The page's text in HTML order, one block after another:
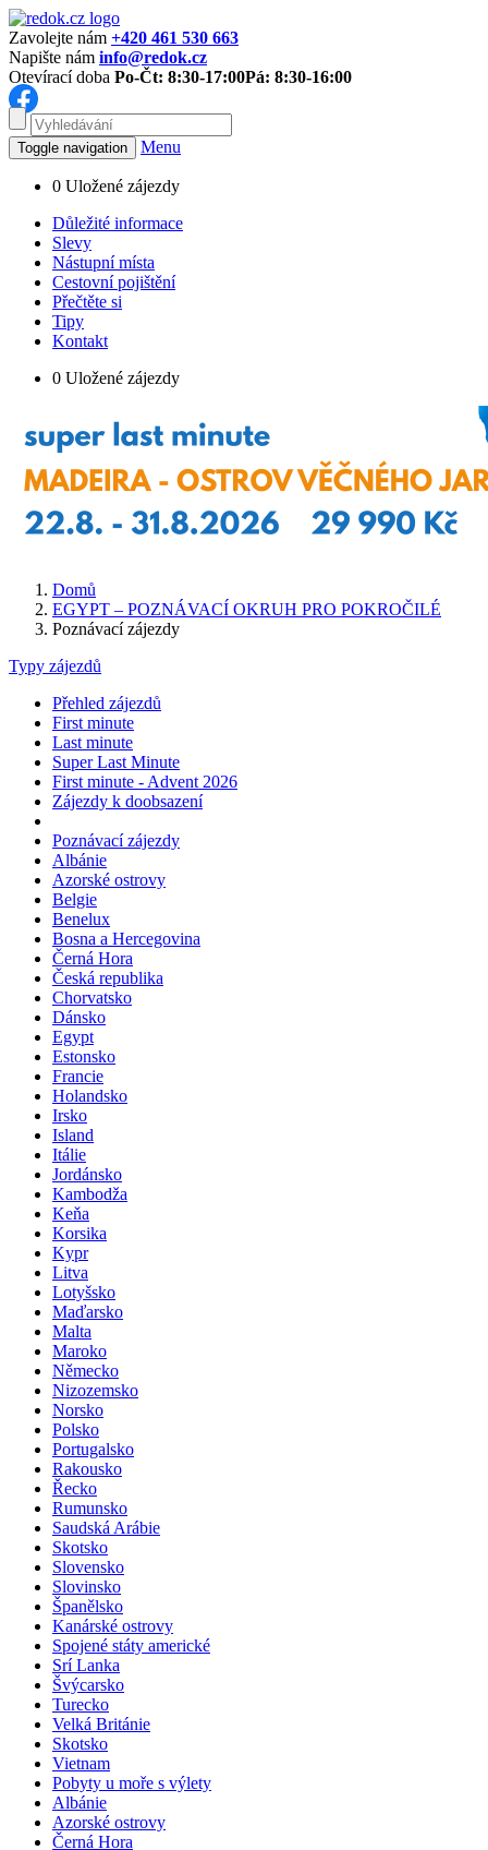
Zavolejte nám +420 461 530 663
Napište nám info@redok.cz
Otevírací doba Po-Čt: 8:30-17:00Pá: 8:30-16:00
Toggle navigation Menu
0 Uložené zájezdy
Důležité informace
Slevy
Nástupní místa
Cestovní pojištění
Přečtěte si
Tipy
Kontakt
0 Uložené zájezdy
Domů
EGYPT – POZNÁVACÍ OKRUH PRO POKROČILÉ
Poznávací zájezdy
Typy zájezdů
Přehled zájezdů
First minute
Last minute
Super Last Minute
First minute - Advent 2026
Zájezdy k doobsazení
Poznávací zájezdy
Albánie
Azorské ostrovy
Belgie
Benelux
Bosna a Hercegovina
Černá Hora
Česká republika
Chorvatsko
Dánsko
Egypt
Estonsko
Francie
Holandsko
Irsko
Island
Itálie
Jordánsko
Kambodža
Keňa
Korsika
Kypr
Litva
Lotyšsko
Maďarsko
Malta
Maroko
Německo
Nizozemsko
Norsko
Polsko
Portugalsko
Rakousko
Řecko
Rumunsko
Saudská Arábie
Skotsko
Slovensko
Slovinsko
Španělsko
Kanárské ostrovy
Spojené státy americké
Srí Lanka
Švýcarsko
Turecko
Velká Británie
Skotsko
Vietnam
Pobyty u moře s výlety
Albánie
Azorské ostrovy
Černá Hora